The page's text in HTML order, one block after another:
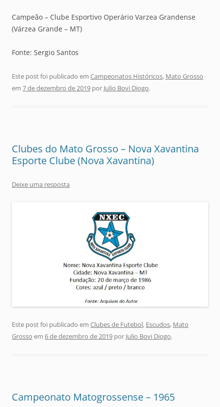
Campeão – Clube Esportivo Operário Varzea Grandense
(Várzea Grande – MT)
Fonte: Sergio Santos
Este post foi publicado em Campeonatos Históricos, Mato Grosso
em 7 de dezembro de 2019 por Julio Bovi Diogo.
Clubes do Mato Grosso – Nova Xavantina
Esporte Clube (Nova Xavantina)
Deixe uma resposta
Este post foi publicado em Clubes de Futebol, Escudos, Mato
Grosso em 6 de dezembro de 2019 por Julio Bovi Diogo.
Campeonato Matogrossense – 1965